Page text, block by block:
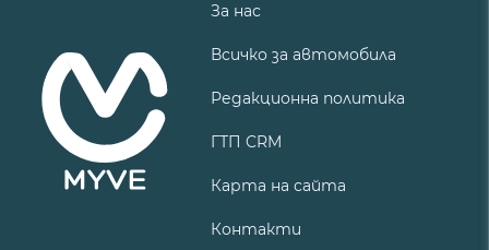
За нас
Всичко за автомобила
Редакционна политика
ГТП CRM
Карта на сайта
Контакти